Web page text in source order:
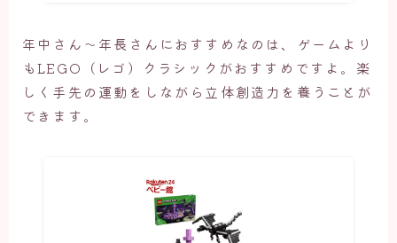
年中さん～年長さんにおすすめなのは、ゲームより
もLEGO（レゴ）クラシックがおすすめですよ。楽
しく手先の運動をしながら立体創造力を養うことが
できます。